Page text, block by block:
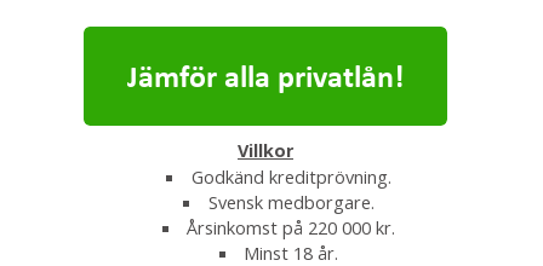
Villkor
Godkänd kreditprövning.
Svensk medborgare.
Årsinkomst på 220 000 kr.
Minst 18 år.